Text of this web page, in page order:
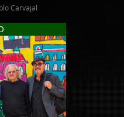
Carvajal